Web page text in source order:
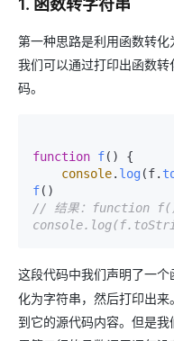
1. 函数转字符串
第一种思路是利用函数转化
我们可以通过打印出函数
码。
function f( ) {
console. log (f.
f
// 结果：function
这段代码中我们声明了一个
化为字符串，然后打印出
到它的源代码内容。但是